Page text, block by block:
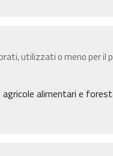
utilizzati o meno per il
alimentari e